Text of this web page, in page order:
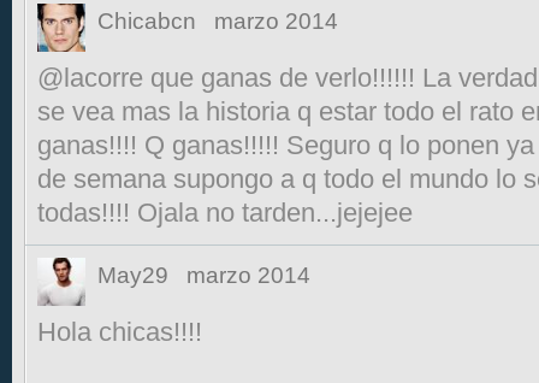
Chicabcn marzo 2014
@lacorre que ganas de verlo!!!!!! La
se vea mas la historia q estar todo el rato
ganas!!!! Q ganas!!!!! Seguro q lo ponen
de semana supongo a q todo el mundo lo
todas!!!! Ojala no tarden...jejejee
May29 marzo 2014
Hola chicas!!!!